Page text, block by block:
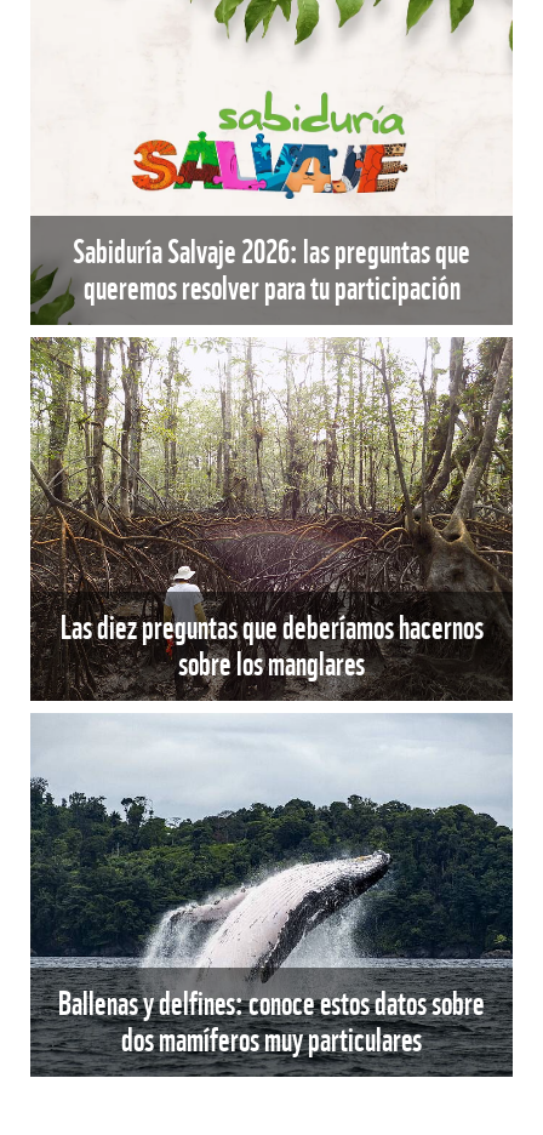
Sabiduría Salvaje 2026: las preguntas que
queremos resolver para tu participación
Las diez preguntas que deberíamos hacernos
sobre los manglares
Ballenas y delfines: conoce estos datos sobre
dos mamíferos muy particulares